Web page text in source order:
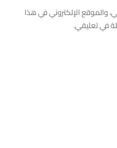
والموقع الإلكتروني في هذا
في تعليقي.